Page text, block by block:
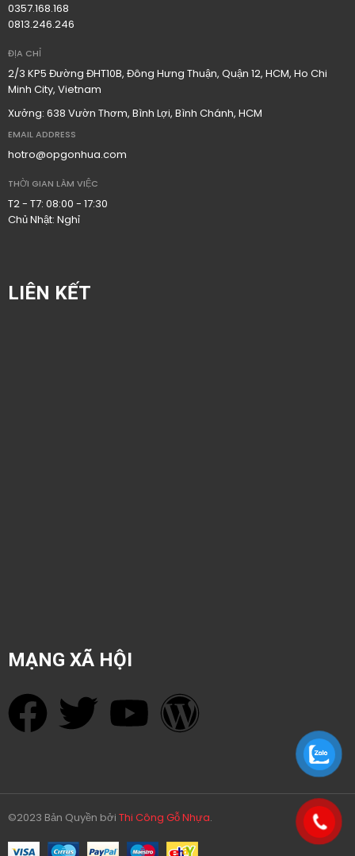
0357.168.168
0813.246.246
ĐỊA CHỈ
2/3 KP5 Đường ĐHT10B, Đông Hưng Thuận, Quận 12, HCM, Ho Chi
Minh City, Vietnam
Xưởng: 638 Vườn Thơm, Bình Lợi, Bình Chánh, HCM
EMAIL ADDRESS
hotro@opgonhua.com
THỜI GIAN LÀM VIỆC
T2 - T7: 08:00 - 17:30
Chủ Nhật: Nghỉ
LIÊN KẾT
MẠNG XÃ HỘI
©2023 Bản Quyền bởi Thi Công Gỗ Nhựa.